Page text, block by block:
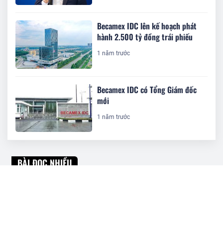
Becamex IDC lên kế hoạch phát
hành 2.500 tỷ đồng trái phiếu
1 năm trước
Becamex IDC có Tổng Giám đốc
mới
1 năm trước
BÀI ĐỌC NHIỀU